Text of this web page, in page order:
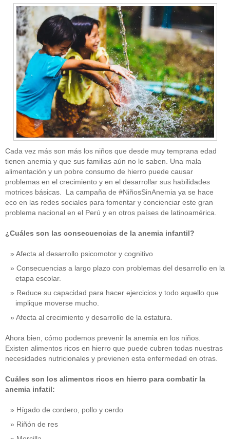
Cada vez más son más los niños que desde muy temprana edad
tienen anemia y que sus familias aún no lo saben. Una mala
alimentación y un pobre consumo de hierro puede causar
problemas en el crecimiento y en el desarrollar sus habilidades
motrices básicas. La campaña de #NiñosSinAnemia ya se hace
eco en las redes sociales para fomentar y concienciar este gran
problema nacional en el Perú y en otros países de latinoamérica.
¿Cuáles son las consecuencias de la anemia infantil?
Afecta al desarrollo psicomotor y cognitivo
Consecuencias a largo plazo con problemas del desarrollo en la
etapa escolar.
Reduce su capacidad para hacer ejercicios y todo aquello que
implique moverse mucho.
Afecta al crecimiento y desarrollo de la estatura.
Ahora bien, cómo podemos prevenir la anemia en los niños.
Existen alimentos ricos en hierro que puede cubren todas nuestras
necesidades nutricionales y previenen esta enfermedad en otras.
Cuáles son los alimentos ricos en hierro para combatir la
anemia infatil:
Hígado de cordero, pollo y cerdo
Riñón de res